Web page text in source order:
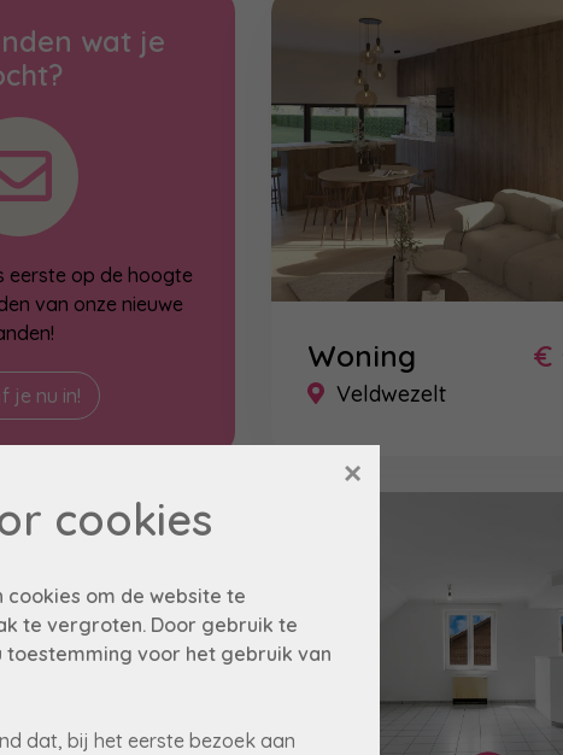
wat je
eerste op de hoogte
van onze nieuwe
je nu in!
€
Veldwezelt
Woning
in optie
cookies
om de website te
te vergroten. Door gebruik te
voor het gebruik van
dat, bij het eerste bezoek aan
×